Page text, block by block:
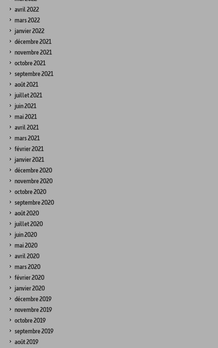
avril 2022
mars 2022
janvier 2022
décembre 2021
novembre 2021
octobre 2021
septembre 2021
août 2021
juillet 2021
juin 2021
mai 2021
avril 2021
mars 2021
février 2021
janvier 2021
décembre 2020
novembre 2020
octobre 2020
septembre 2020
août 2020
juillet 2020
juin 2020
mai 2020
avril 2020
mars 2020
février 2020
janvier 2020
décembre 2019
novembre 2019
octobre 2019
septembre 2019
août 2019